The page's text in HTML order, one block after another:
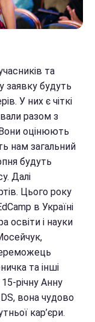
та
заявку будуть
У них є чіткі
разом з
оцінюють
нам загальний
будуть
Далі
Цього року
в Україні
освіти і науки
та інші
річну Анну
вона чудово
кар’єри.